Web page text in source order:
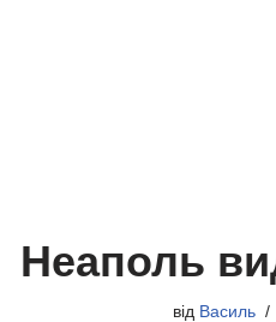
Неаполь
від Василь